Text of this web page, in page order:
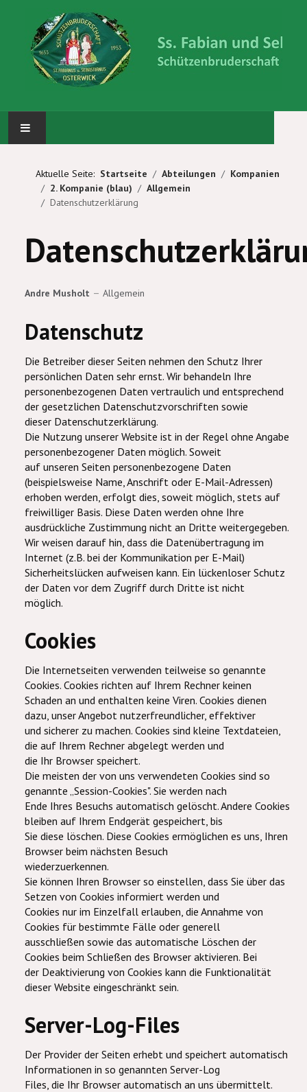
ABTEILUNGEN
WIR ÜBER UNS
BILDERGALERIE
Aktuelle Seite: Startseite Abteilungen
Kompanien
2. Kompanie (blau)
Allgemein
Datenschutzerklärung
Andre Musholt Allgemein
Datenschutz
Die Betreiber dieser Seiten nehmen den Schutz Ihrer
persönlichen Daten sehr ernst. Wir behandeln Ihre
personenbezogenen Daten vertraulich und entsprechend
der gesetzlichen Datenschutzvorschriften sowie
dieser Datenschutzerklärung.
Die Nutzung unserer Website ist in der Regel ohne Angabe
personenbezogener Daten möglich. Soweit
auf unseren Seiten personenbezogene Daten
(beispielsweise Name, Anschrift oder E-Mail-Adressen)
erhoben werden, erfolgt dies, soweit möglich, stets auf
freiwilliger Basis. Diese Daten werden ohne Ihre
ausdrückliche Zustimmung nicht an Dritte weitergegeben.
Wir weisen darauf hin, dass die Datenübertragung im
Internet (z.B. bei der Kommunikation per E-Mail)
Sicherheitslücken aufweisen kann. Ein lückenloser Schutz
der Daten vor dem Zugriff durch Dritte ist nicht
möglich.
Cookies
Die Internetseiten verwenden teilweise so genannte
Cookies. Cookies richten auf Ihrem Rechner keinen
Schaden an und enthalten keine Viren. Cookies dienen
dazu, unser Angebot nutzerfreundlicher, effektiver
und sicherer zu machen. Cookies sind kleine Textdateien,
die auf Ihrem Rechner abgelegt werden und
die Ihr Browser speichert.
Die meisten der von uns verwendeten Cookies sind so
genannte „Session-Cookies". Sie werden nach
Ende Ihres Besuchs automatisch gelöscht. Andere Cookies
bleiben auf Ihrem Endgerät gespeichert, bis
Sie diese löschen. Diese Cookies ermöglichen es uns, Ihren
Browser beim nächsten Besuch
wiederzuerkennen.
Sie können Ihren Browser so einstellen, dass Sie über das
Setzen von Cookies informiert werden und
Cookies nur im Einzelfall erlauben, die Annahme von
Cookies für bestimmte Fälle oder generell
ausschließen sowie das automatische Löschen der
Cookies beim Schließen des Browser aktivieren. Bei
der Deaktivierung von Cookies kann die Funktionalität
dieser Website eingeschränkt sein.
Server-Log-Files
Der Provider der Seiten erhebt und speichert automatisch
Informationen in so genannten Server-Log
Files, die Ihr Browser automatisch an uns übermittelt.